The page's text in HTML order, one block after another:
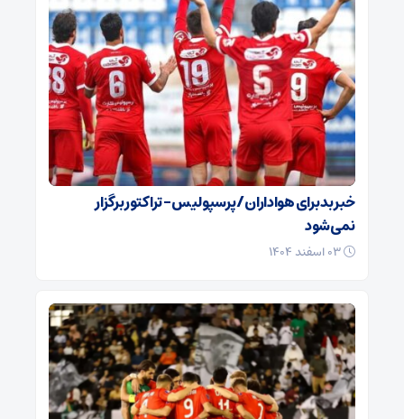
خبر بد برای هواداران / پرسپولیس – تراکتور برگزار
نمی‌شود